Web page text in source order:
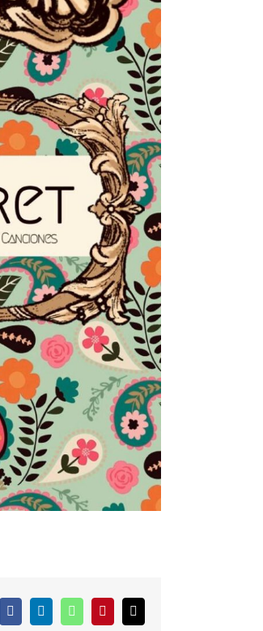
FacebookLinkedInWhatsAppPinterest
Mail